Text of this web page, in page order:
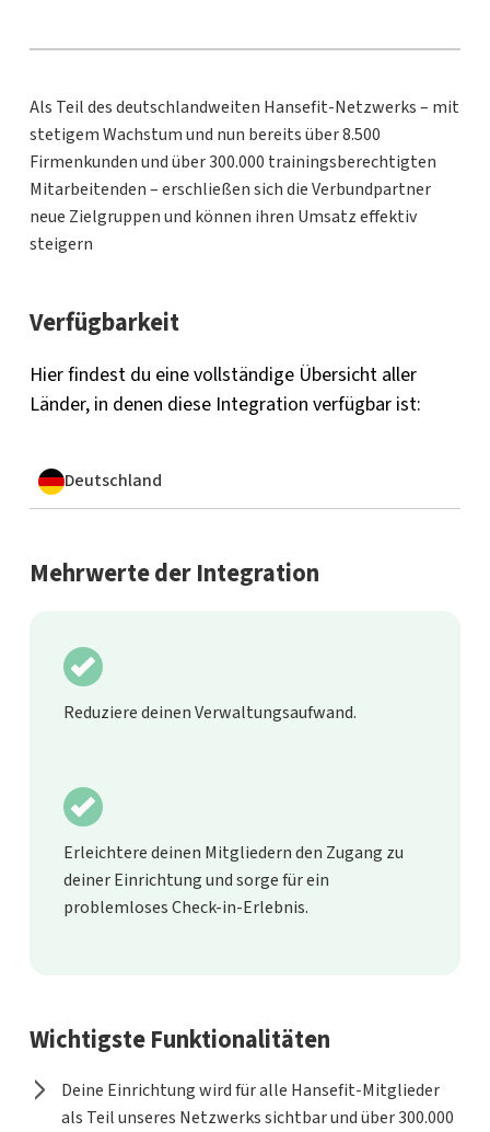
Als Teil des deutschlandweiten Hansefit-Netzwerks – mit
stetigem Wachstum und nun bereits über 8.500
Firmenkunden und über 300.000 trainingsberechtigten
Mitarbeitenden – erschließen sich die Verbundpartner
neue Zielgruppen und können ihren Umsatz effektiv
steigern
Verfügbarkeit
Hier findest du eine vollständige Übersicht aller
Länder, in denen diese Integration verfügbar ist:
Deutschland
Mehrwerte der Integration
Reduziere deinen Verwaltungsaufwand.
Erleichtere deinen Mitgliedern den Zugang zu
deiner Einrichtung und sorge für ein
problemloses Check-in-Erlebnis.
Wichtigste Funktionalitäten
Deine Einrichtung wird für alle Hansefit-Mitglieder
als Teil unseres Netzwerks sichtbar und über 300.000